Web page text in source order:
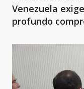
Venezuela
profundo